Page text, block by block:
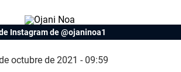
Instagram de @ojaninoa1
octubre de 2021 - 09:59